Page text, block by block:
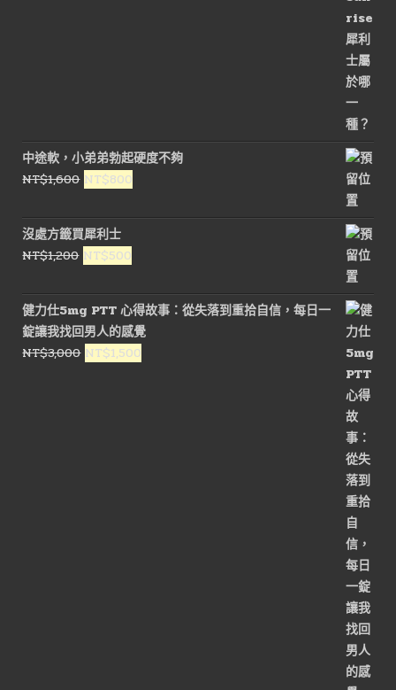
中途軟，小弟弟勃起硬度不夠
NT$1,600 原
價
格：
NT$1,600。
NT$800
價
沒處方籤買犀利士
NT$1,200 原
價
格：
NT$1,200。
NT$500
價
格：
NT$500。
健力仕5mg PTT 心得故事：從失落到重拾自信，每日一
錠讓我找回男人的感覺
NT$3,000 原
NT$1,500